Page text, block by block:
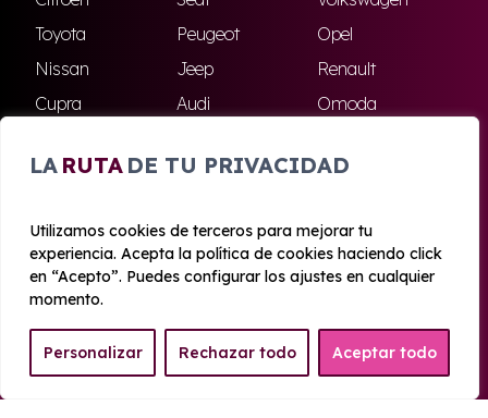
LA RUTA DE TU PRIVACIDAD
Utilizamos cookies de terceros para mejorar tu
experiencia. Acepta la política de cookies haciendo click
en “Acepto”. Puedes configurar los ajustes en cualquier
momento.
Personalizar Rechazar todo Aceptar todo
Toyota
Peugeot
Opel
Nissan
Jeep
Renault
Cupra
Audi
Omoda
Skoda
Ford Todas las marcas
© 2020 - 2026 Azahara Renting
Aviso legal y Privacidad